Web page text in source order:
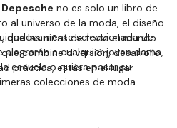
Depesche no es solo un libro de
al universo de la moda, el diseño
que las niñas de todo el mundo
combine diversión, desarrollo
práctica, estás en el lugar
seleccionada de
alegrarán a cualquier joven dama,
escuela o quiera pasar su
colecciones de moda.